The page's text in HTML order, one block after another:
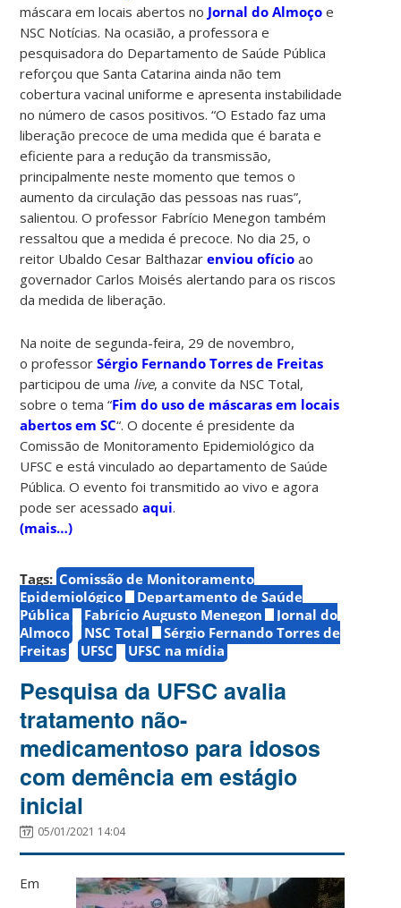
máscara em locais abertos no Jornal do Almoço e
NSC Notícias. Na ocasião, a professora e
pesquisadora do Departamento de Saúde Pública
reforçou que Santa Catarina ainda não tem
cobertura vacinal uniforme e apresenta instabilidade
no número de casos positivos. “O Estado faz uma
liberação precoce de uma medida que é barata e
eficiente para a redução da transmissão,
principalmente neste momento que temos o
aumento da circulação das pessoas nas ruas”,
salientou. O professor Fabrício Menegon também
ressaltou que a medida é precoce. No dia 25, o
reitor Ubaldo Cesar Balthazarenviou ofício ao
governador Carlos Moisés alertando para os riscos
da medida de liberação.
Na noite de segunda-feira, 29 de novembro,
o professorSérgio Fernando Torres de Freitas
participou de uma live, a convite da NSC Total,
sobre o tema “Fim do uso de máscaras em locais
abertos em SC“. O docente é presidente da
Comissão de Monitoramento Epidemiológico da
UFSC e está vinculado ao departamento de Saúde
Pública. O evento foi transmitido ao vivo e agora
pode ser acessadoaqui.
(mais…)
Tags: Comissão de Monitoramento
Epidemiológico
Departamento de Saúde
Pública
Fabrício Augusto Menegon
Jornal do
Almoço
NSC Total
Sérgio Fernando Torres de
Freitas
UFSC UFSC na mídia
Pesquisa da UFSC avalia
tratamento não-
medicamentoso para idosos
com demência em estágio
inicial
05/01/2021 14:04
Em